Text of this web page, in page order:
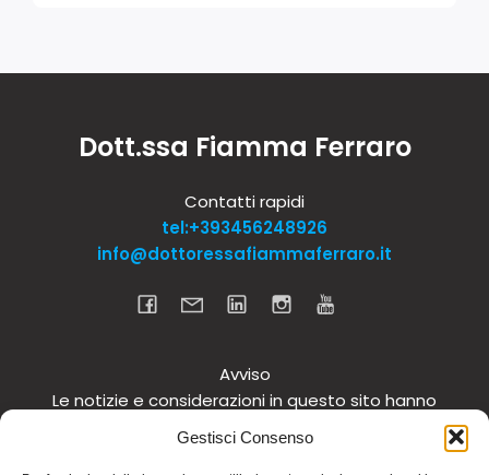
Gestisci Consenso
Dott.ssa Fiamma Ferraro
Contatti rapidi
tel:+393456248926
info@dottoressafiammaferraro.it
Avviso
Le notizie e considerazioni in questo sito hanno
carattere informativo generale e non intendono in
alcun modo dare consigli medici. Si raccomanda di